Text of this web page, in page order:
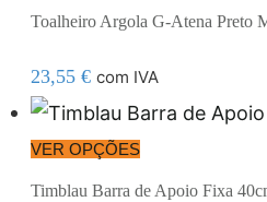
Toalheiro Argola G-Atena Preto
23,55 € com IVA
VER OPÇÕES
Timblau Barra de Apoio Fixa